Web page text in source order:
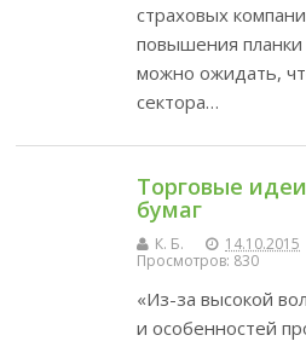
страховых
повышения планки
можно ожидать,
сектора…
Торговые
бумаг
К. Б. 14.10.2015
Просмотров: 830
«Из-за высокой
и особенностей